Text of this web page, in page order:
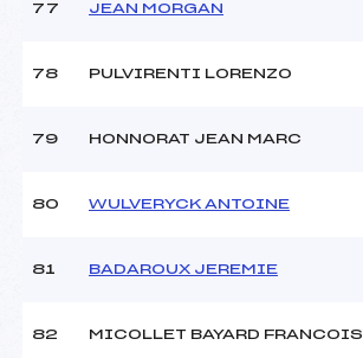
77 JEAN MORGAN
78 PULVIRENTI LORENZO
79 HONNORAT JEAN MARC
80 WULVERYCK ANTOINE
81 BADAROUX JEREMIE
82 MICOLLET BAYARD FRANCOIS